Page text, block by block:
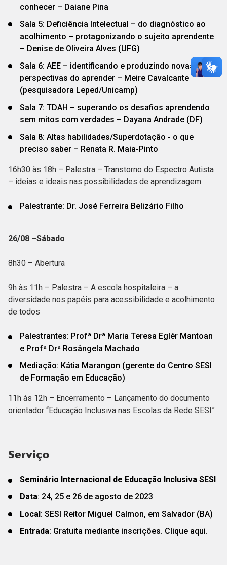
conhecer – Daiane Pina
Sala 5: Deficiência Intelectual – do diagnóstico ao
acolhimento – protagonizando o sujeito aprendente
– Denise de Oliveira Alves (UFG)
Sala 6: AEE – identificando e produzindo novas
perspectivas do aprender – Meire Cavalcante
(pesquisadora Leped/Unicamp)
Sala 7: TDAH – superando os desafios aprendendo
sem mitos com verdades – Dayana Andrade (DF)
Sala 8: Altas habilidades/Superdotação - o que
preciso saber – Renata R. Maia-Pinto
16h30 às 18h – Palestra – Transtorno do Espectro Autista
– ideias e ideais nas possibilidades de aprendizagem
Palestrante: Dr. José Ferreira Belizário Filho
26/08 –Sábado
8h30 – Abertura
9h às 11h – Palestra – A escola hospitaleira – a
diversidade nos papéis para acessibilidade e acolhimento
de todos
Palestrantes: Profª Drª Maria Teresa Eglér Mantoan
e Profª Drª Rosângela Machado
Mediação: Kátia Marangon (gerente do Centro SESI
de Formação em Educação)
11h às 12h – Encerramento – Lançamento do documento
orientador “Educação Inclusiva nas Escolas da Rede SESI”
Serviço
Seminário Internacional de Educação Inclusiva SESI
Data: 24, 25 e 26 de agosto de 2023
Local: SESI Reitor Miguel Calmon, em Salvador (BA)
Entrada: Gratuita mediante inscrições. Clique aqui.